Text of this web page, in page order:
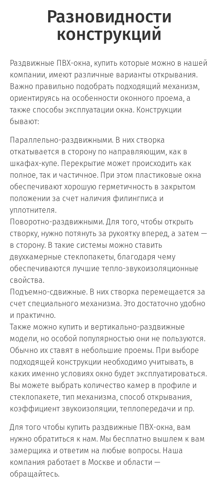
Разновидности
конструкций
Раздвижные ПВХ-окна, купить которые можно в нашей
компании, имеют различные варианты открывания.
Важно правильно подобрать подходящий механизм,
ориентируясь на особенности оконного проема, а
также способы эксплуатации окна. Конструкции
бывают:
Параллельно-раздвижными. В них створка
откатывается в сторону по направляющим, как в
шкафах-купе. Перекрытие может происходить как
полное, так и частичное. При этом пластиковые окна
обеспечивают хорошую герметичность в закрытом
положении за счет наличия филингписа и
уплотнителя.
Поворотно-раздвижными. Для того, чтобы открыть
створку, нужно потянуть за рукоятку вперед, а затем —
в сторону. В такие системы можно ставить
двухкамерные стеклопакеты, благодаря чему
обеспечиваются лучшие тепло-звукоизоляционные
свойства.
Подъемно-сдвижные. В них створка перемещается за
счет специального механизма. Это достаточно удобно
и практично.
Также можно купить и вертикально-раздвижные
модели, но особой популярностью они не пользуются.
Обычно их ставят в небольшие проемы. При выборе
подходящей конструкции необходимо учитывать, в
каких именно условиях окно будет эксплуатироваться.
Вы можете выбрать количество камер в профиле и
стеклопакете, тип механизма, способ открывания,
коэффициент звукоизоляции, теплопередачи и пр.
Для того чтобы купить раздвижные ПВХ-окна, вам
нужно обратиться к нам. Мы бесплатно вышлем к вам
замерщика и ответим на любые вопросы. Наша
компания работает в Москве и области —
обращайтесь.